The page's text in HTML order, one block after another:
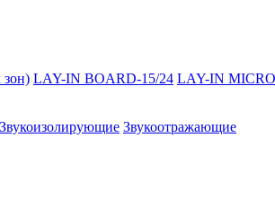
зон) LAY-IN BOARD-15/24 LAY-IN
Звукоизолирующие Звукоотражающие